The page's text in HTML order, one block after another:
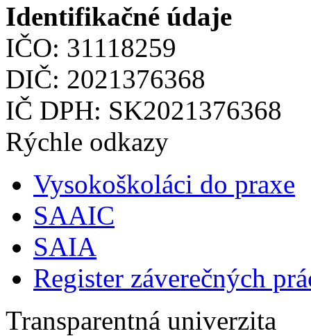
Identifikačné údaje
IČO: 31118259
DIČ: 2021376368
IČ DPH: SK2021376368
Rýchle odkazy
Vysokoškoláci do praxe
SAAIC
SAIA
Register záverečných
Transparentná univerzita